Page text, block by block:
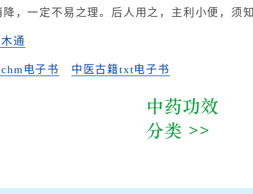
降，一定不易之理。后人用之，主利小便，须知
通
电子书 中医古籍txt电子书